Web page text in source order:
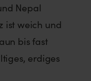
Nepal
ist weich und
bis fast
erdiges